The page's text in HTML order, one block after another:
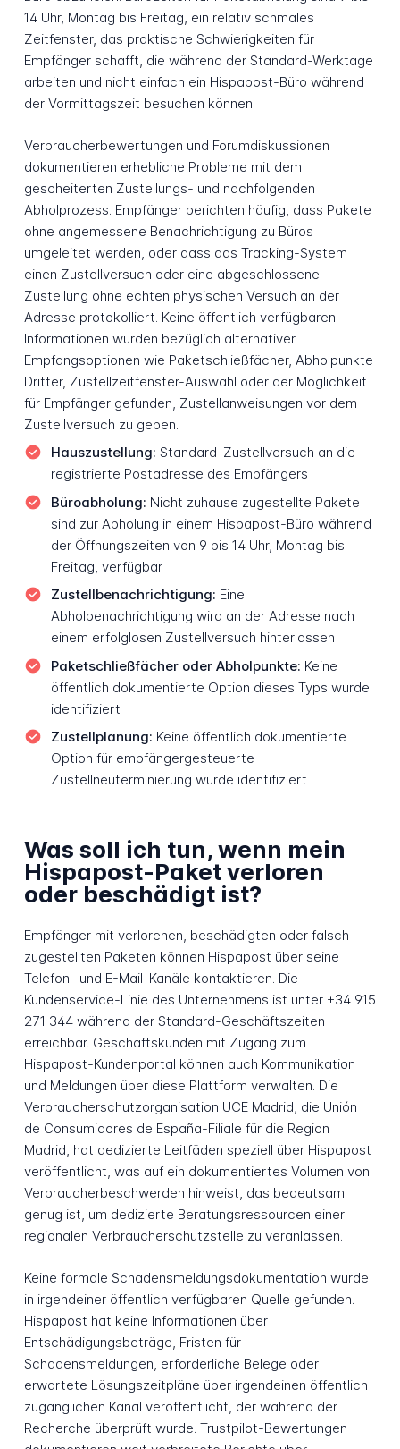
14 Uhr, Montag bis Freitag, ein relativ schmales
Zeitfenster, das praktische Schwierigkeiten für
Empfänger schafft, die während der Standard-Werktage
arbeiten und nicht einfach ein Hispapost-Büro während
der Vormittagszeit besuchen können.
Verbraucherbewertungen und Forumdiskussionen
dokumentieren erhebliche Probleme mit dem
gescheiterten Zustellungs- und nachfolgenden
Abholprozess. Empfänger berichten häufig, dass Pakete
ohne angemessene Benachrichtigung zu Büros
umgeleitet werden, oder dass das Tracking-System
einen Zustellversuch oder eine abgeschlossene
Zustellung ohne echten physischen Versuch an der
Adresse protokolliert. Keine öffentlich verfügbaren
Informationen wurden bezüglich alternativer
Empfangsoptionen wie Paketschließfächer, Abholpunkte
Dritter, Zustellzeitfenster-Auswahl oder der Möglichkeit
für Empfänger gefunden, Zustellanweisungen vor dem
Zustellversuch zu geben.
Hauszustellung: Standard-Zustellversuch an die
registrierte Postadresse des Empfängers
Büroabholung: Nicht zuhause zugestellte Pakete
sind zur Abholung in einem Hispapost-Büro während
der Öffnungszeiten von 9 bis 14 Uhr, Montag bis
Freitag, verfügbar
Zustellbenachrichtigung: Eine
Abholbenachrichtigung wird an der Adresse nach
einem erfolglosen Zustellversuch hinterlassen
Paketschließfächer oder Abholpunkte: Keine
öffentlich dokumentierte Option dieses Typs wurde
identifiziert
Zustellplanung: Keine öffentlich dokumentierte
Option für empfängergesteuerte
Zustellneuterminierung wurde identifiziert
Was soll ich tun, wenn mein
Hispapost-Paket verloren
oder beschädigt ist?
Empfänger mit verlorenen, beschädigten oder falsch
zugestellten Paketen können Hispapost über seine
Telefon- und E-Mail-Kanäle kontaktieren. Die
Kundenservice-Linie des Unternehmens ist unter +34 915
271 344 während der Standard-Geschäftszeiten
erreichbar. Geschäftskunden mit Zugang zum
Hispapost-Kundenportal können auch Kommunikation
und Meldungen über diese Plattform verwalten. Die
Verbraucherschutzorganisation UCE Madrid, die Unión
de Consumidores de España-Filiale für die Region
Madrid, hat dedizierte Leitfäden speziell über Hispapost
veröffentlicht, was auf ein dokumentiertes Volumen von
Verbraucherbeschwerden hinweist, das bedeutsam
genug ist, um dedizierte Beratungsressourcen einer
regionalen Verbraucherschutzstelle zu veranlassen.
Keine formale Schadensmeldungsdokumentation wurde
in irgendeiner öffentlich verfügbaren Quelle gefunden.
Hispapost hat keine Informationen über
Entschädigungsbeträge, Fristen für
Schadensmeldungen, erforderliche Belege oder
erwartete Lösungszeitpläne über irgendeinen öffentlich
zugänglichen Kanal veröffentlicht, der während der
Recherche überprüft wurde. Trustpilot-Bewertungen